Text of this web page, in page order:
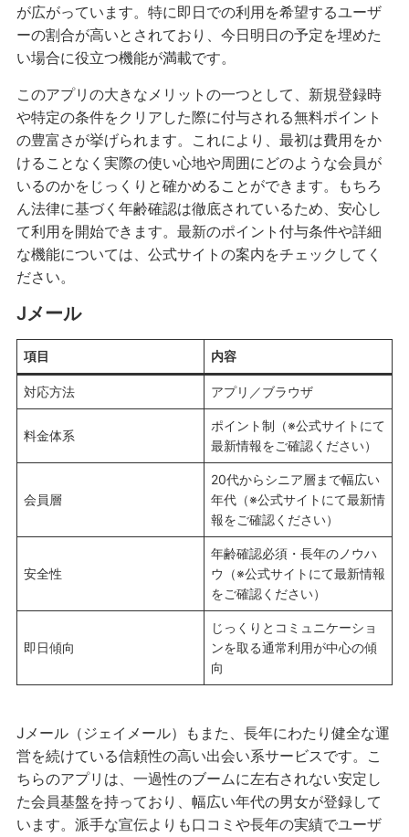
が広がっています。特に即日での利用を希望するユーザ
ーの割合が高いとされており、今日明日の予定を埋めた
い場合に役立つ機能が満載です。
このアプリの大きなメリットの一つとして、新規登録時
や特定の条件をクリアした際に付与される無料ポイント
の豊富さが挙げられます。これにより、最初は費用をか
けることなく実際の使い心地や周囲にどのような会員が
いるのかをじっくりと確かめることができます。もちろ
ん法律に基づく年齢確認は徹底されているため、安心し
て利用を開始できます。最新のポイント付与条件や詳細
な機能については、公式サイトの案内をチェックしてく
ださい。
Jメール
項目 内容
対応方法 アプリ／ブラウザ
料金体系
ポイント制（※公式サイトにて
最新情報をご確認ください）
会員層
20代からシニア層まで幅広い
年代（※公式サイトにて最新情
報をご確認ください）
安全性
年齢確認必須・長年のノウハ
ウ（※公式サイトにて最新情報
をご確認ください）
即日傾向
じっくりとコミュニケーショ
ンを取る通常利用が中心の傾
向
Jメール（ジェイメール）もまた、長年にわたり健全な運
営を続けている信頼性の高い出会い系サービスです。こ
ちらのアプリは、一過性のブームに左右されない安定し
た会員基盤を持っており、幅広い年代の男女が登録して
います。派手な宣伝よりも口コミや長年の実績でユーザ